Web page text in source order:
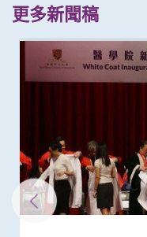
更多新聞稿